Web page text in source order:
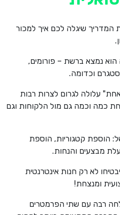
המדריך שיגלה לכם איך למכור
נמצא ברשת – פורומים,
וכדומה.
עלולה לגרום לצרות רבות
כמה וכמה גם מול הלקוחות וגם
הוספת קטגוריות, הוספת
מבצעים והנחות.
לא רק חנות אינטרנטית
ומנצחת!
רבה עם שתי הפרמטרים